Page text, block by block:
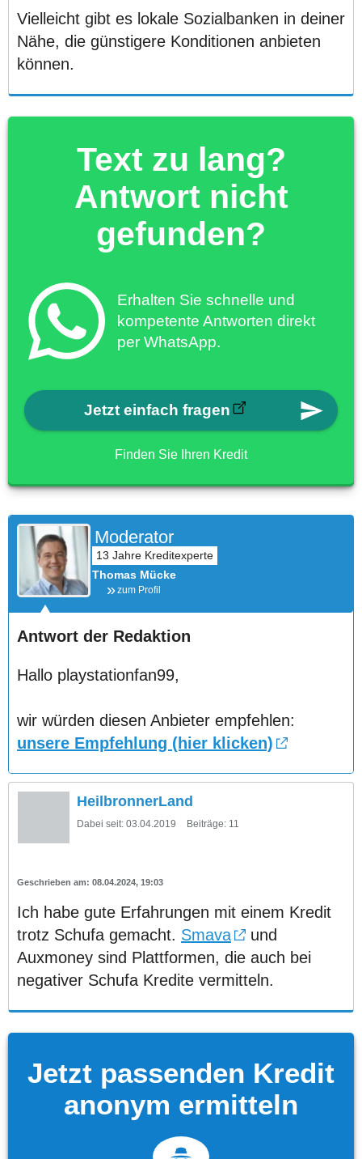
Vielleicht gibt es lokale Sozialbanken in deiner
Nähe, die günstigere Konditionen anbieten
können.
Text zu lang?
Antwort nicht
gefunden?
Erhalten Sie schnelle und
kompetente Antworten direkt
per WhatsApp.
Jetzt einfach fragen
Finden Sie Ihren Kredit
Moderator
Thomas Mücke
zum Profil
Antwort der Redaktion
Hallo playstationfan99,
wir würden diesen Anbieter empfehlen:
unsere Empfehlung (hier klicken)
HeilbronnerLand
Dabei seit: 03.04.2019 Beiträge: 11
08.04.2024, 19:03
Ich habe gute Erfahrungen mit einem Kredit
trotz Schufa gemacht. Smava
und
Auxmoney sind Plattformen, die auch bei
negativer Schufa Kredite vermitteln.
Jetzt passenden Kredit
anonym ermitteln